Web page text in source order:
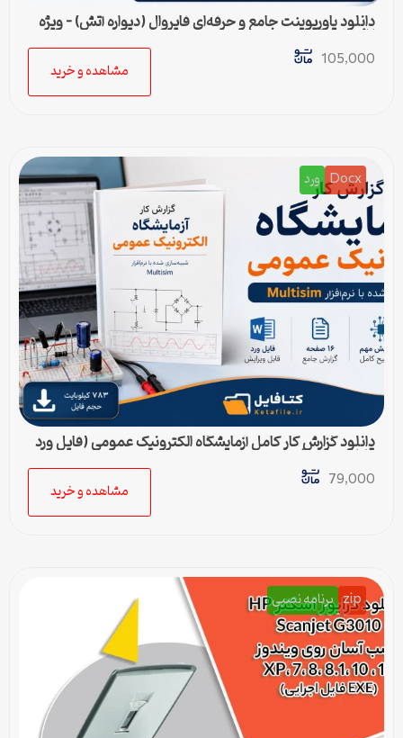
دانلود پاورپوینت جامع و حرفه‌ای فایروال (دیواره آتش) – ویژه
ارائه و پروژه
105,000
مشاهده و خرید
Docx ورد
دانلود گزارش کار کامل آزمایشگاه الکترونیک عمومی (فایل ورد
قابل ویرایش)
79,000
مشاهده و خرید
zip برنامه نصبی